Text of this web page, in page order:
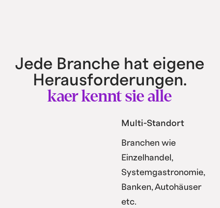
Jede Branche hat eigene
Herausforderungen.
kaer kennt sie alle
Multi-Standort
Branchen wie
Einzelhandel,
Systemgastronomie,
Banken, Autohäuser
etc.